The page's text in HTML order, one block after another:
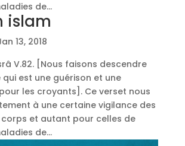
de...
islam
13, 2018
V.82. [Nous faisons descendre
qui est une guérison et une
les croyants]. Ce verset nous
à une certaine vigilance des
et autant pour celles de
de...